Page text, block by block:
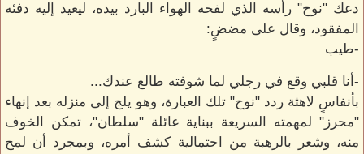
دعك "نوح" رأسه الذي لفحه الهواء البارد بيده، ليعيد إليه دفئه
المفقود، وقال على مضضٍ:
-طيب
-أنا قلبي وقع في رجلي لما شوفته طالع عندك...
بأنفاسٍ لاهثة ردد "نوح" تلك العبارة، وهو يلج إلى منزله بعد إنهاء
"محرز" لمهمته السريعة ببناية عائلة "سلطان"، تمكن الخوف
منه، وشعر بالرهبة من احتمالية كشف أمره، وبمجرد أن لمح